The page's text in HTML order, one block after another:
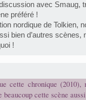
avec Smaug,
préféré !
nordique de Tolkien,
bien d’autres scènes,
!
cette chronique
cette scène